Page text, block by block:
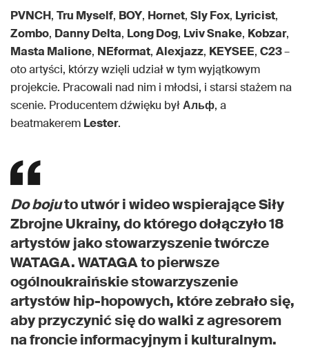
PVNCH, Tru Myself, BOY, Hornet, Sly Fox, Lyricist,
Zombo, Danny Delta, Long Dog, Lviv Snake, Kobzar,
Masta Malione, NEformat, Alexjazz, KEYSEE, C23–
oto artyści, którzy wzięli udział w tym wyjątkowym
projekcie. Pracowali nad nim i młodsi, i starsi stażem na
scenie. Producentem dźwięku byłАльф, a
beatmakerem Lester.
Do bojuto utwór i wideo wspierające Siły
Zbrojne Ukrainy, do którego dołączyło 18
artystów jako stowarzyszenie twórcze
WATAGA. WATAGA to pierwsze
ogólnoukraińskie stowarzyszenie
artystów hip-hopowych, które zebrało się,
aby przyczynić się do walki z agresorem
na froncie informacyjnym i kulturalnym.